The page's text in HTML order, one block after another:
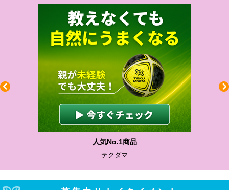
人気No.1商品
テクダマ